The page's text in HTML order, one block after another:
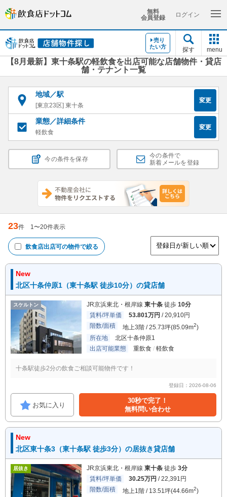
無料
会員登録
ログイン
売り
たい方
探す menu
【8月最新】東十条駅の軽飲食を出店可能な店舗物件・貸店
舗・テナント一覧
地域／駅
[東京23区] 東十条
変更
業態／詳細条件
軽飲食
変更
今の条件を保存
今の条件で
新着メールを登録
23件 1〜20件表示
飲食店出店可の物件で絞る
New
北区十条仲原1（東十条駅 徒歩10分）の貸店舗
スケルトン JR京浜東北・根岸線 東十条 徒歩 10分
賃料/坪単価
53.801万円 / 20,910円
階数/面積
地上3階 / 25.73坪(85.09m2)
所在地
北区十条仲原1
出店可能業態
重飲食 軽飲食
十条駅徒歩2分の飲食ご相談可能物件です！
登録日：2026-08-06
お気に入り
30秒で完了！
無料問い合わせ
New
北区東十条3（東十条駅 徒歩3分）の居抜き貸店舗
居抜き JR京浜東北・根岸線 東十条 徒歩 3分
賃料/坪単価
30.25万円 / 22,391円
階数/面積
地上1階 / 13.51坪(44.66m2)